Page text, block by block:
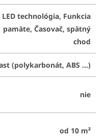
LED technológia, Funkcia
pamäte, Časovač, spätný
chod
(polykarbonát, ABS ...)
nie
od 10 m²